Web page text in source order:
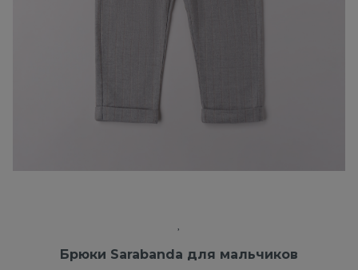
Брюки Sarabanda для мальчиков